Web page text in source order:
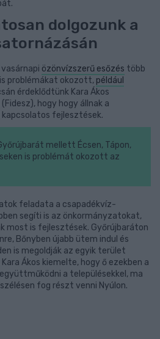
dolgozunk a
özönvízszerű esőzés több
problémákat okozott, például
érdeklődtünk Kara Ákos
hogy hogy állnak a
fejlesztések.
mellett Écsen, Tápon,
is problémát okozott az
feladata a csapadékvíz-
segíti is az önkormányzatokat,
most is fejlesztések. Győrújbaráton
Bőnyben újabb ütem indul és
is megoldják az egyik terület
Ákos kiemelte, hogy ő ezekben a
a településekkel, ma
fog részt venni Nyúlon.